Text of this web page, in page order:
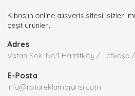
Kıbrıs'ın online alışveriş sitesi, sizleri
çeşit ürünler...
Adres
Vatan Sok. No:1 Hamitköy / Lefkoşa
E-Posta
info@rotareklamajansi.com